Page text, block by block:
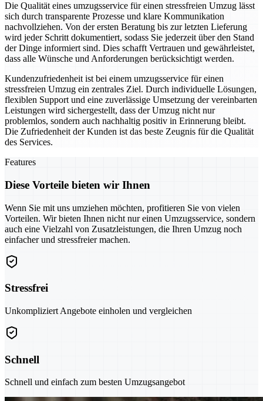
Die Qualität eines umzugsservice für einen stressfreien Umzug lässt
sich durch transparente Prozesse und klare Kommunikation
nachvollziehen. Von der ersten Beratung bis zur letzten Lieferung
wird jeder Schritt dokumentiert, sodass Sie jederzeit über den Stand
der Dinge informiert sind. Dies schafft Vertrauen und gewährleistet,
dass alle Wünsche und Anforderungen berücksichtigt werden.
Kundenzufriedenheit ist bei einem umzugsservice für einen
stressfreien Umzug ein zentrales Ziel. Durch individuelle Lösungen,
flexiblen Support und eine zuverlässige Umsetzung der vereinbarten
Leistungen wird sichergestellt, dass der Umzug nicht nur
problemlos, sondern auch nachhaltig positiv in Erinnerung bleibt.
Die Zufriedenheit der Kunden ist das beste Zeugnis für die Qualität
des Services.
Features
Diese Vorteile bieten wir Ihnen
Wenn Sie mit uns umziehen möchten, profitieren Sie von vielen
Vorteilen. Wir bieten Ihnen nicht nur einen Umzugsservice, sondern
auch eine Vielzahl von Zusatzleistungen, die Ihren Umzug noch
einfacher und stressfreier machen.
Stressfrei
Unkompliziert Angebote einholen und vergleichen
Schnell
Schnell und einfach zum besten Umzugsangebot